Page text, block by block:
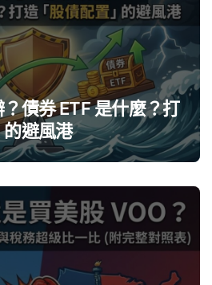
債券 ETF 是什麼？打
避風港